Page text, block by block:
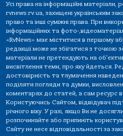
Усі права на інформаційні матеріали,
rvnews.rv.ua, захищені українським
право та інші суміжні права. При
інформаційних та фото-
«RvNews» має міститися в першому
редакції може не збігатися з точкою
матеріали не претендують на
висвітлення теми, про яку йдеться.
достовірність та тлумачення
поділяти погляди та думки,
коментарях до статей, а сам ресурс
Користуючись Сайтом, відвідувач
річного віку. У разі, якщо Ви не
розпочинайте або припиніть
Сайту не несе відповідальності за